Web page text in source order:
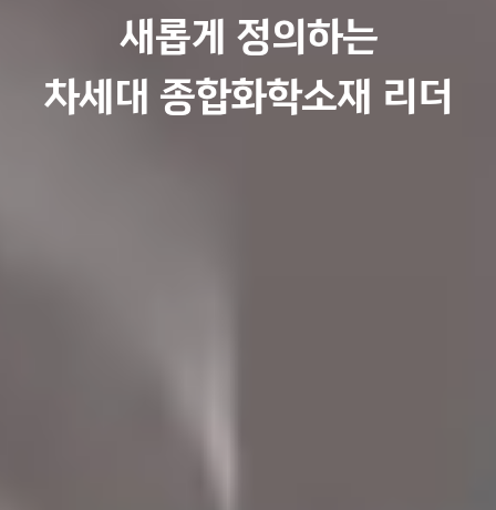
새롭게 정의하는
차세대 종합화학소재 리더